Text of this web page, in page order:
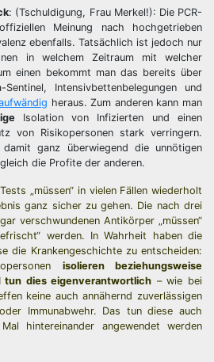
: (Tschuldigung, Frau Merkel!): Die PCR-
Meinung nach hochgetrieben
ebenfalls. Tatsächlich ist jedoch nur
in welchem Zeitraum mit welcher
einen bekommt man das bereits über
Intensivbettenbelegungen und
heraus. Zum anderen kann man
Isolation von Infizierten und einen
von Risikopersonen stark verringern.
ganz überwiegend die unnötigen
die Profite der anderen.
„müssen“ in vielen Fällen wiederholt
ganz sicher zu gehen. Die nach drei
verschwundenen Antikörper „müssen“
werden. In Wahrheit haben die
die Krankengeschichte zu entscheiden:
isolieren beziehungsweise
dies eigenverantwortlich – wie bei
keine auch annähernd zuverlässigen
Immunabwehr. Das tun diese auch
hintereinander angewendet werden